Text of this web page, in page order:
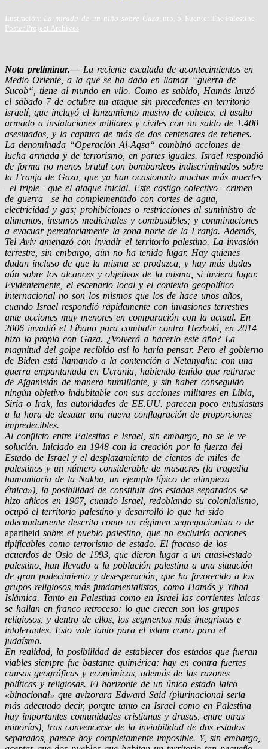
Ilustración: La mirada de un niño sobre Gaza, nro. 5. Fuente:
The Palestine
Poster Project Archives
Nota preliminar.— La reciente escalada de acontecimientos en
Medio Oriente, a la que se ha dado en llamar “guerra de
Sucob“, tiene al mundo en vilo. Como es sabido, Hamás lanzó
el sábado 7 de octubre un ataque sin precedentes en territorio
israelí, que incluyó el lanzamiento masivo de cohetes, el asalto
armado a instalaciones militares y civiles con un saldo de 1.400
asesinados, y la captura de más de dos centenares de rehenes.
La denominada “Operación Al-Aqsa“ combinó acciones de
lucha armada y de terrorismo, en partes iguales. Israel respondió
de forma no menos brutal con bombardeos indiscriminados sobre
la Franja de Gaza, que ya han ocasionado muchas más muertes
–el triple– que el ataque inicial. Este castigo colectivo –crimen
de guerra– se ha complementado con cortes de agua,
electricidad y gas; prohibiciones o restricciones al suministro de
alimentos, insumos medicinales y combustibles; y conminaciones
a evacuar perentoriamente la zona norte de la Franja. Además,
Tel Aviv amenazó con invadir el territorio palestino. La invasión
terrestre, sin embargo, aún no ha tenido lugar. Hay quienes
dudan incluso de que la misma se produzca, y hay más dudas
aún sobre los alcances y objetivos de la misma, si tuviera lugar.
Evidentemente, el escenario local y el contexto geopolítico
internacional no son los mismos que los de hace unos años,
cuando Israel respondió rápidamente con invasiones terrestres
ante acciones muy menores en comparación con la actual. En
2006 invadió el Líbano para combatir contra Hezbolá, en 2014
hizo lo propio con Gaza. ¿Volverá a hacerlo este año? La
magnitud del golpe recibido así lo haría pensar. Pero el gobierno
de Biden está llamando a la contención a Netanyahu: con una
guerra empantanada en Ucrania, habiendo tenido que retirarse
de Afganistán de manera humillante, y sin haber conseguido
ningún objetivo indubitable con sus acciones militares en Libia,
Siria o Irak, las autoridades de EE.UU. parecen poco entusiastas
a la hora de desatar una nueva conflagración de proporciones
impredecibles.
Al conflicto entre Palestina e Israel, sin embargo, no se le ve
solución. Iniciado en 1948 con la creación por la fuerza del
Estado de Israel y el desplazamiento de cientos de miles de
palestinos y un número considerable de masacres (la tragedia
humanitaria de la Nakba, un ejemplo típico de «limpieza
étnica»), la posibilidad de constituir dos estados separados se
hizo añicos en 1967, cuando Israel, redoblando su colonialismo,
ocupó el territorio palestino y desarrolló lo que ha sido
adecuadamente descrito como un régimen segregacionista o de
apartheid sobre el pueblo palestino, que no excluiría acciones
tipificables como terrorismo de estado. El fracaso de los
acuerdos de Oslo de 1993, que dieron lugar a un cuasi-estado
palestino, han llevado a la población palestina a una situación
de gran padecimiento y desesperación, que ha favorecido a los
grupos religiosos más fundamentalistas, como Hamás y Yihad
Islámica. Tanto en Palestina como en Israel las corrientes laicas
se hallan en franco retroceso: lo que crecen son los grupos
religiosos, y dentro de ellos, los segmentos más integristas e
intolerantes. Esto vale tanto para el islam como para el
judaísmo.
En realidad, la posibilidad de establecer dos estados que fueran
viables siempre fue bastante quimérica: hay en contra fuertes
causas geográficas y económicas, además de las razones
políticas y religiosas. El horizonte de un único estado laico
«binacional» que avizorara Edward Said (plurinacional sería
más adecuado decir, porque tanto en Israel como en Palestina
hay importantes comunidades cristianas y drusas, entre otras
minorías), tras convencerse de la inviabilidad de dos estados
separados, parece hoy completamente imposible. Y, sin embargo,